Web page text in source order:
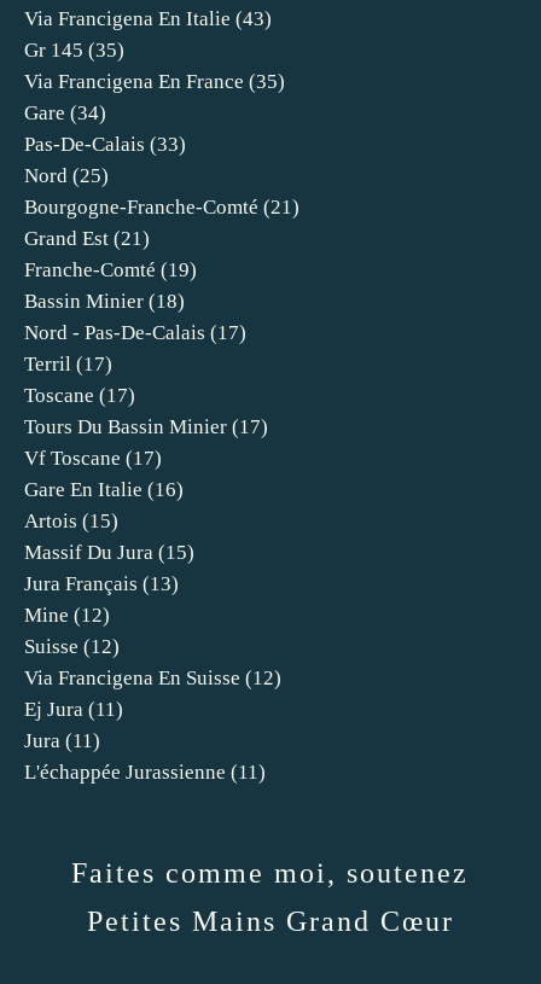
Via Francigena En Italie (43)
Gr 145 (35)
Via Francigena En France (35)
Gare (34)
Pas-De-Calais (33)
Nord (25)
Bourgogne-Franche-Comté (21)
Grand Est (21)
Franche-Comté (19)
Bassin Minier (18)
Nord - Pas-De-Calais (17)
Terril (17)
Toscane (17)
Tours Du Bassin Minier (17)
Vf Toscane (17)
Gare En Italie (16)
Artois (15)
Massif Du Jura (15)
Jura Français (13)
Mine (12)
Suisse (12)
Via Francigena En Suisse (12)
Ej Jura (11)
Jura (11)
L'échappée Jurassienne (11)
Faites comme moi, soutenez
Petites Mains Grand Cœur